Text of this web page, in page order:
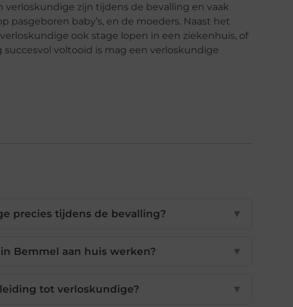
zijn tijdens de bevalling en vaak
pasgeboren baby’s, en de moeders. Naast het
ook stage lopen in een ziekenhuis, of
succesvol voltooid is mag een verloskundige
precies tijdens de bevalling? ▼
Bemmel aan huis werken? ▼
tot verloskundige? ▼